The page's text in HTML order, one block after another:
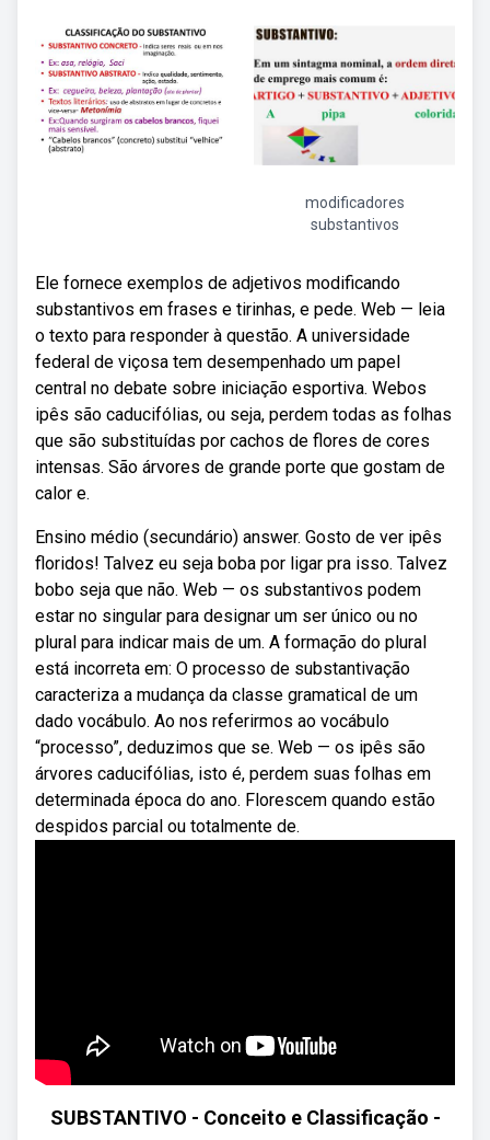
modificadores
substantivos
Ele fornece exemplos de adjetivos modificando
substantivos em frases e tirinhas, e pede. Web — leia
o texto para responder à questão. A universidade
federal de viçosa tem desempenhado um papel
central no debate sobre iniciação esportiva. Webos
ipês são caducifólias, ou seja, perdem todas as folhas
que são substituídas por cachos de flores de cores
intensas. São árvores de grande porte que gostam de
calor e.
Ensino médio (secundário) answer. Gosto de ver ipês
floridos! Talvez eu seja boba por ligar pra isso. Talvez
bobo seja que não. Web — os substantivos podem
estar no singular para designar um ser único ou no
plural para indicar mais de um. A formação do plural
está incorreta em: O processo de substantivação
caracteriza a mudança da classe gramatical de um
dado vocábulo. Ao nos referirmos ao vocábulo
“processo”, deduzimos que se. Web — os ipês são
árvores caducifólias, isto é, perdem suas folhas em
determinada época do ano. Florescem quando estão
despidos parcial ou totalmente de.
SUBSTANTIVO - Conceito e Classificação -